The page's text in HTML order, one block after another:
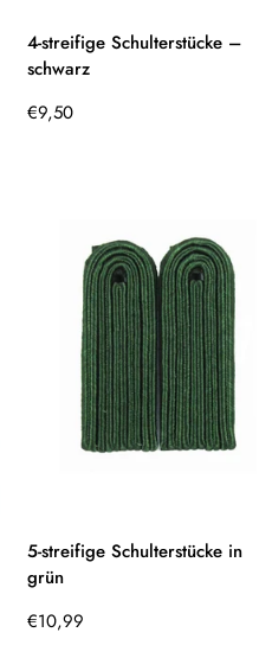
4-streifige Schulterstücke –
schwarz
Regulärer
€9,50
5-streifige Schulterstücke in
grün
Regulärer
€10,99